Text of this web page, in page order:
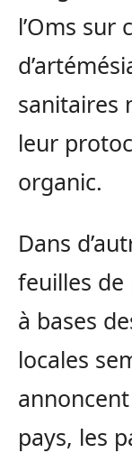
l’Oms sur
sanitaires
leur
organic.
Dans
feuilles de
à bases
locales
pays, les